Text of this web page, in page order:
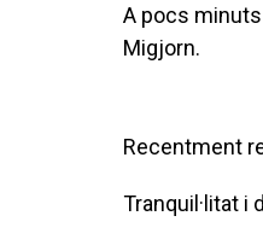
A pocs
Migjorn.
Recentment
Tranquil·litat i